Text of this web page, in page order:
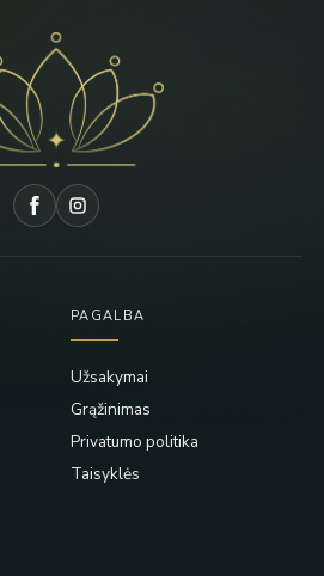
PAGALBA
Užsakymai
Grąžinimas
Privatumo politika
Taisyklės